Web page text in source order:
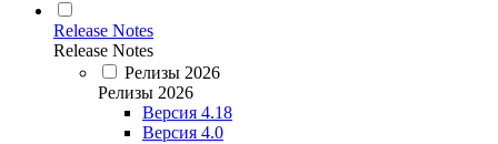
Release Notes
Release Notes
Релизы 2026
Релизы 2026
Версия 4.18
Версия 4.0